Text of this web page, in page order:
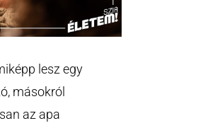
lesz egy
másokról
az apa